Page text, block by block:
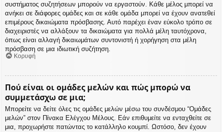
συστήματος συζητήσεων μπορούν να εργαστούν. Κάθε μέλος μπορεί να
ανήκει σε διάφορες ομάδες και σε κάθε ομάδα μπορεί να έχουν ανατεθεί
επιμέρους δικαιώματα πρόσβασης. Αυτό παρέχει έναν εύκολο τρόπο σε
διαχειριστές να αλλάξουν τα δικαιώματα για πολλά μέλη ταυτόχρονα,
όπως είναι αλλαγή δικαιωμάτων συντονιστή ή χορήγηση στα μέλη
πρόσβαση σε μια ιδιωτική συζήτηση.
Κορυφή
Πού είναι οι ομάδες μελών και πώς μπορώ να
συμμετάσχω σε μια;
Μπορείτε να δείτε όλες τις ομάδες μελών μέσω του συνδέσμου “Ομάδες
μελών” στον Πίνακα Ελέγχου Μέλους. Εάν επιθυμείτε να ενταχθείτε σε
μια, προχωρήστε πατώντας το κατάλληλο κουμπί. Ωστόσο, δεν έχουν